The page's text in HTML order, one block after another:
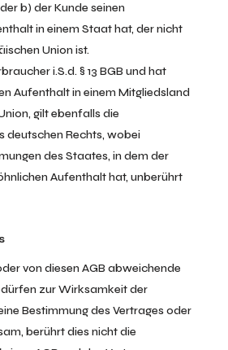
b) der Kunde seinen
in einem Staat hat, der nicht
Union ist.
i.S.d. § 13 BGB und hat
Aufenthalt in einem Mitgliedsland
gilt ebenfalls die
deutschen Rechts, wobei
des Staates, in dem der
Aufenthalt hat, unberührt
von diesen AGB abweichende
zur Wirksamkeit der
Bestimmung des Vertrages oder
berührt dies nicht die